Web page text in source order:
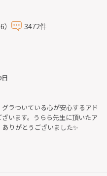
3472件
ラついている心が安心するアド
います。うらら先生に頂いたア
りがとうございました✨